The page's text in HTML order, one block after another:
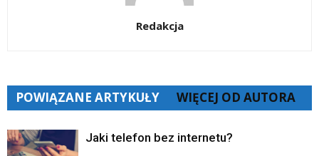
Redakcja
POWIĄZANE ARTYKUŁY WIĘCEJ OD AUTORA
Jaki telefon bez internetu?